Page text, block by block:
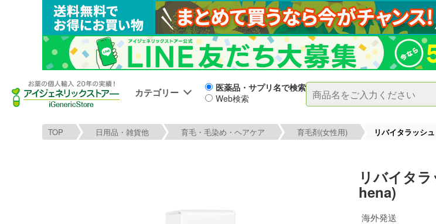
カテゴリー
医薬品・サプリ名で検索
Web検索
TOP 日用品・雑貨他 育毛・毛染め・ヘアケア 育毛剤(女性用) リバイタラッシ
リバイタ
hena)
海外発送